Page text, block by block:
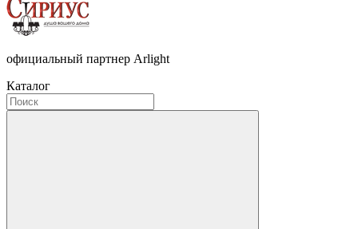
официальный партнер Arlight
Каталог